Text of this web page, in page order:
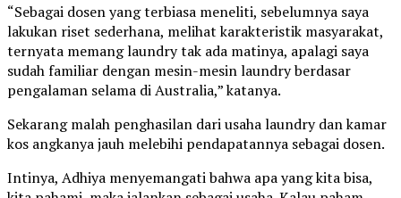
“Sebagai dosen yang terbiasa meneliti, sebelumnya saya
lakukan riset sederhana, melihat karakteristik masyarakat,
ternyata memang laundry tak ada matinya, apalagi saya
sudah familiar dengan mesin-mesin laundry berdasar
pengalaman selama di Australia,” katanya.
Sekarang malah penghasilan dari usaha laundry dan kamar
kos angkanya jauh melebihi pendapatannya sebagai dosen.
Intinya, Adhiya menyemangati bahwa apa yang kita bisa,